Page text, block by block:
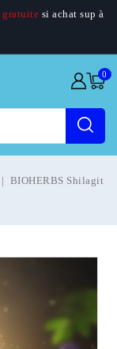
gratuite si achat sup à
0
BIOHERBS Shilagit